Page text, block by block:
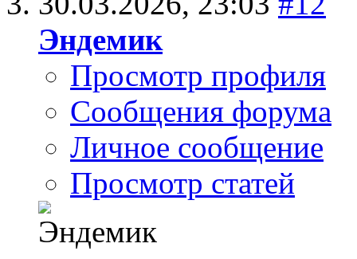
Эндемик
Просмотр профиля
Сообщения форума
Личное сообщение
Просмотр статей